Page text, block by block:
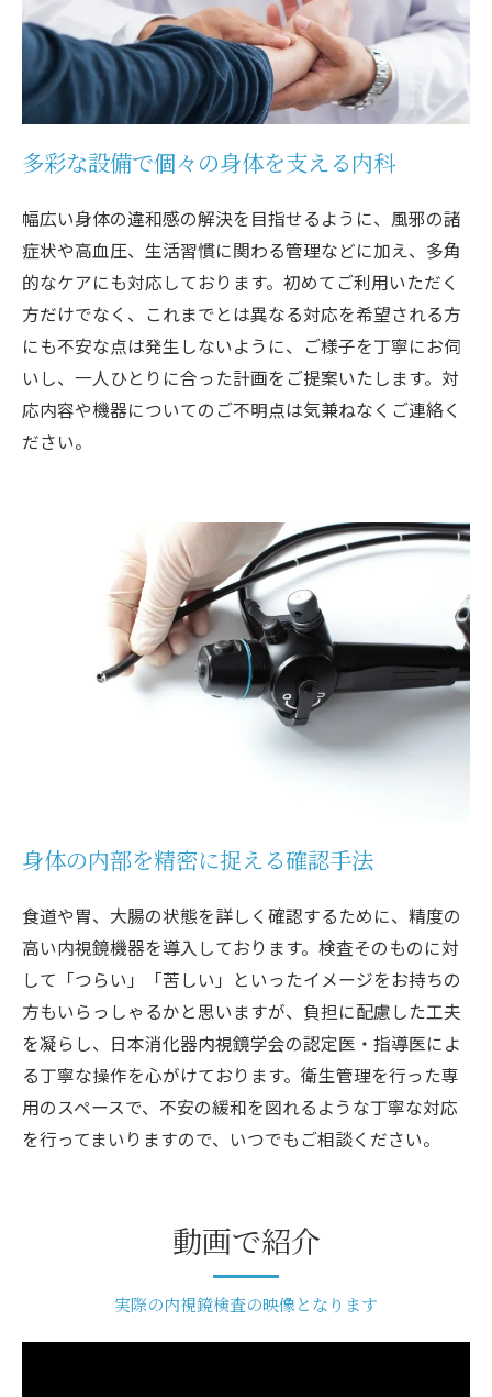
多彩な設備で個々の身体を支える内科
幅広い身体の違和感の解決を目指せるように、風邪の諸
症状や高血圧、生活習慣に関わる管理などに加え、多角
的なケアにも対応しております。初めてご利用いただく
方だけでなく、これまでとは異なる対応を希望される方
にも不安な点は発生しないように、ご様子を丁寧にお伺
いし、一人ひとりに合った計画をご提案いたします。対
応内容や機器についてのご不明点は気兼ねなくご連絡く
ださい。
身体の内部を精密に捉える確認手法
食道や胃、大腸の状態を詳しく確認するために、精度の
高い内視鏡機器を導入しております。検査そのものに対
して「つらい」「苦しい」といったイメージをお持ちの
方もいらっしゃるかと思いますが、負担に配慮した工夫
を凝らし、日本消化器内視鏡学会の認定医・指導医によ
る丁寧な操作を心がけております。衛生管理を行った専
用のスペースで、不安の緩和を図れるような丁寧な対応
を行ってまいりますので、いつでもご相談ください。
実際の内視鏡検査の映像となります
動画で紹介